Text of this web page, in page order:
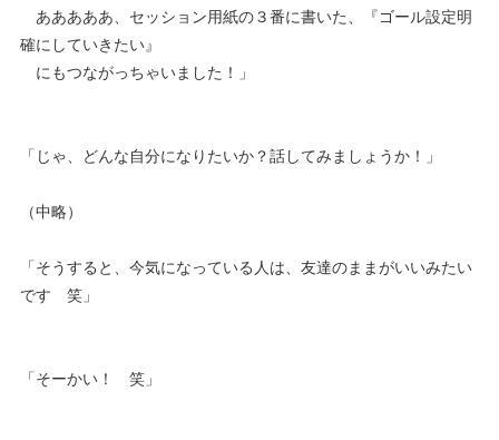
あああああ、セッション用紙の３番に書いた、『ゴール設定明
確にしていきたい』
にもつながっちゃいました！」
「じゃ、どんな自分になりたいか？話してみましょうか！」
（中略）
「そうすると、今気になっている人は、友達のままがいいみたい
です 笑」
「そーかい！ 笑」